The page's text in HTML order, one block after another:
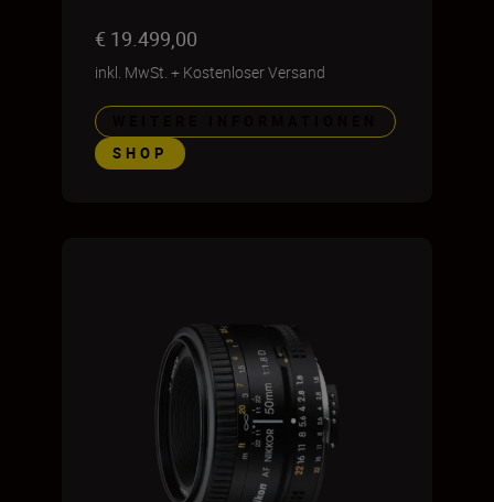
€ 19.499,00
inkl. MwSt. + Kostenloser Versand
SHOP